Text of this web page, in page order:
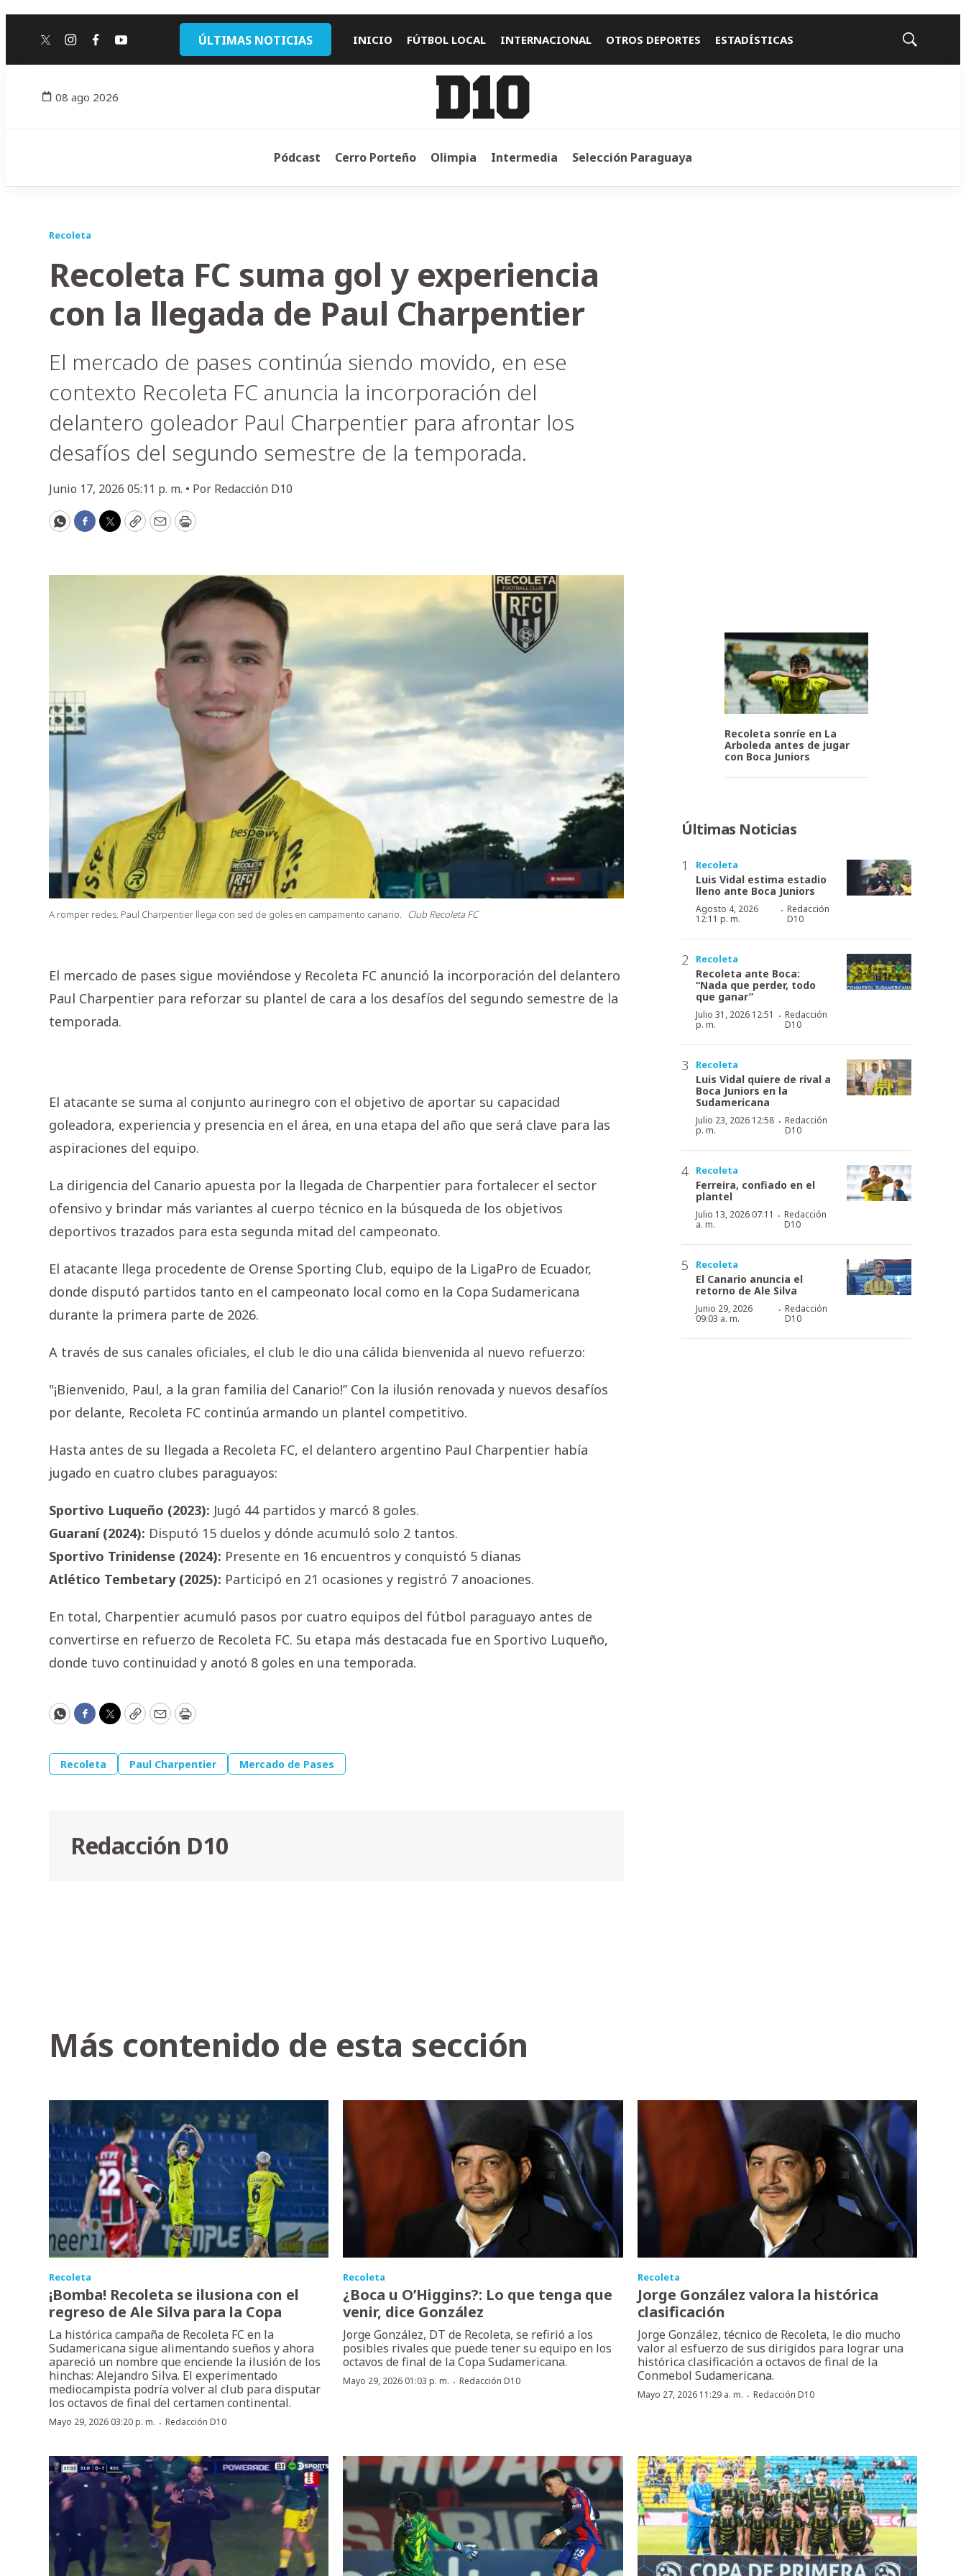
twitterinstagram
facebook
youtube ÚLTIMAS NOTICIAS INICIO FÚTBOL LOCAL INTERNACIONAL OTROS DEPORTES ESTADÍSTICAS
Mostrar
08 ago 2026
Pódcast Cerro Porteño Olimpia Intermedia Selección Paraguaya
Recoleta
Recoleta FC suma gol y experiencia
con la llegada de Paul Charpentier
El mercado de pases continúa siendo movido, en ese
contexto Recoleta FC anuncia la incorporación del
delantero goleador Paul Charpentier para afrontar los
desafíos del segundo semestre de la temporada.
Junio 17, 2026 05:11 p. m. • Por Redacción D10
WhatsApp
Facebook
Twitter
CopyEmailPrint
A romper redes. Paul Charpentier llega con sed de goles en campamento canario. Club Recoleta FC
El mercado de pases sigue moviéndose y Recoleta FC anunció la incorporación del delantero
Paul Charpentier para reforzar su plantel de cara a los desafíos del segundo semestre de la
temporada.
El atacante se suma al conjunto aurinegro con el objetivo de aportar su capacidad
goleadora, experiencia y presencia en el área, en una etapa del año que será clave para las
aspiraciones del equipo.
La dirigencia del Canario apuesta por la llegada de Charpentier para fortalecer el sector
ofensivo y brindar más variantes al cuerpo técnico en la búsqueda de los objetivos
deportivos trazados para esta segunda mitad del campeonato.
El atacante llega procedente de Orense Sporting Club, equipo de la LigaPro de Ecuador,
donde disputó partidos tanto en el campeonato local como en la Copa Sudamericana
durante la primera parte de 2026.
A través de sus canales oficiales, el club le dio una cálida bienvenida al nuevo refuerzo:
"¡Bienvenido, Paul, a la gran familia del Canario!” Con la ilusión renovada y nuevos desafíos
por delante, Recoleta FC continúa armando un plantel competitivo.
Hasta antes de su llegada a Recoleta FC, el delantero argentino Paul Charpentier había
jugado en cuatro clubes paraguayos:
Sportivo Luqueño (2023): Jugó 44 partidos y marcó 8 goles.
Guaraní (2024): Disputó 15 duelos y dónde acumuló solo 2 tantos.
Sportivo Trinidense (2024): Presente en 16 encuentros y conquistó 5 dianas
Atlético Tembetary (2025): Participó en 21 ocasiones y registró 7 anoaciones.
En total, Charpentier acumuló pasos por cuatro equipos del fútbol paraguayo antes de
convertirse en refuerzo de Recoleta FC. Su etapa más destacada fue en Sportivo Luqueño,
donde tuvo continuidad y anotó 8 goles en una temporada.
WhatsApp
Facebook
Twitter
CopyEmailPrint
Recoleta Paul Charpentier Mercado de Pases
Redacción D10
Recoleta sonríe en La
Arboleda antes de jugar
con Boca Juniors
Últimas Noticias
Recoleta
Luis Vidal estima estadio
lleno ante Boca Juniors
Agosto 4, 2026
12:11 p. m.
· Redacción
D10
Recoleta
Recoleta ante Boca:
“Nada que perder, todo
que ganar”
Julio 31, 2026 12:51
p. m.
· Redacción
D10
Recoleta
Luis Vidal quiere de rival a
Boca Juniors en la
Sudamericana
Julio 23, 2026 12:58
p. m.
· Redacción
D10
Recoleta
Ferreira, confiado en el
plantel
Julio 13, 2026 07:11
a. m.
·Redacción
D10
Recoleta
El Canario anuncia el
retorno de Ale Silva
Junio 29, 2026
09:03 a. m.
·Redacción
D10
Más contenido de esta sección
Recoleta
¡Bomba! Recoleta se ilusiona con el
regreso de Ale Silva para la Copa
La histórica campaña de Recoleta FC en la
Sudamericana sigue alimentando sueños y ahora
apareció un nombre que enciende la ilusión de los
hinchas: Alejandro Silva. El experimentado
mediocampista podría volver al club para disputar
los octavos de final del certamen continental.
Mayo 29, 2026 03:20 p. m. · Redacción D10
Recoleta
¿Boca u O’Higgins?: Lo que tenga que
venir, dice González
Jorge González, DT de Recoleta, se refirió a los
posibles rivales que puede tener su equipo en los
octavos de final de la Copa Sudamericana.
Mayo 29, 2026 01:03 p. m. ·Redacción D10
Recoleta
Jorge González valora la histórica
clasificación
Jorge González, técnico de Recoleta, le dio mucho
valor al esfuerzo de sus dirigidos para lograr una
histórica clasificación a octavos de final de la
Conmebol Sudamericana.
Mayo 27, 2026 11:29 a. m. · Redacción D10